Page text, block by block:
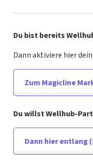
Du bist bereits
Dann aktiviere hier
Zum Magicline
Du willst Wellhub-
Dann hier entlang